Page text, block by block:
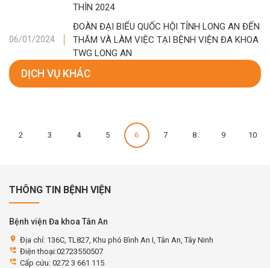
THÌN 2024
06/01/2024
ĐOÀN ĐẠI BIỂU QUỐC HỘI TỈNH LONG AN ĐẾN
THĂM VÀ LÀM VIỆC TẠI BỆNH VIỆN ĐA KHOA
TWG LONG AN
DỊCH VỤ KHÁC
2 3 4 5 6 7 8 9 10
THÔNG TIN BỆNH VIỆN
Bệnh viện Đa khoa Tân An
location_on Địa chỉ: 136C, TL827, Khu phó Bình An I, Tân An, Tây Ninh
perm_phone_msg Điện thoại:02723550507
perm_phone_msg Cấp cứu: 0272 3 661 115